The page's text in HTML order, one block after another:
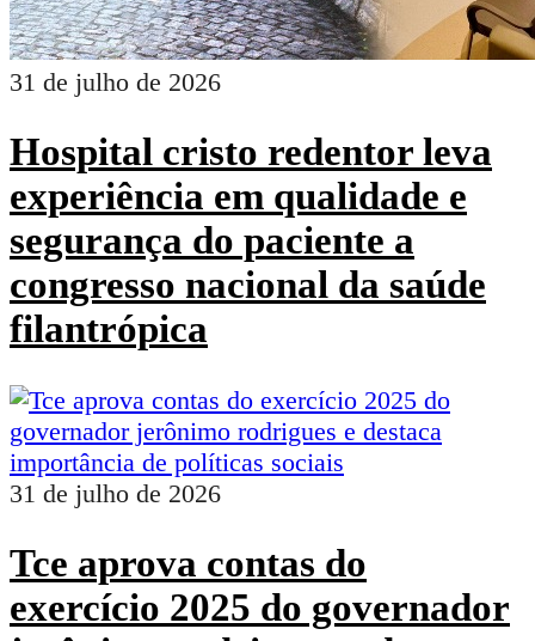
31 de julho de 2026
Hospital cristo redentor leva
experiência em qualidade e
segurança do paciente a
congresso nacional da saúde
filantrópica
31 de julho de 2026
Tce aprova contas do
exercício 2025 do governador